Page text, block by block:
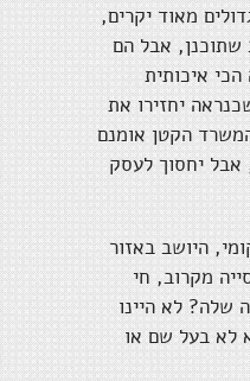
מאוד יקרים,
שתוכנן, אבל הם
איכותית
יחזירו את
הקטן אומנם
יחסוך לעסק
היושב באזור
מקרוב, חי
שלה? לא היינו
לא בעל שם או